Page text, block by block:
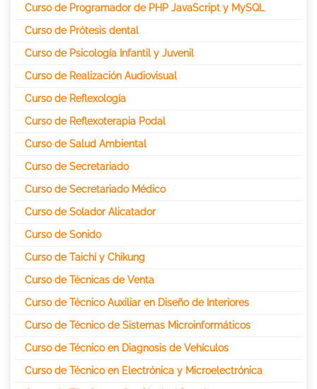
Curso de Programador de PHP JavaScript y MySQL
Curso de Prótesis dental
Curso de Psicología Infantil y Juvenil
Curso de Realización Audiovisual
Curso de Reflexología
Curso de Reflexoterapia Podal
Curso de Salud Ambiental
Curso de Secretariado
Curso de Secretariado Médico
Curso de Solador Alicatador
Curso de Sonido
Curso de Taichí y Chikung
Curso de Técnicas de Venta
Curso de Técnico Auxiliar en Diseño de Interiores
Curso de Técnico de Sistemas Microinformáticos
Curso de Técnico en Diagnosis de Vehículos
Curso de Técnico en Electrónica y Microelectrónica